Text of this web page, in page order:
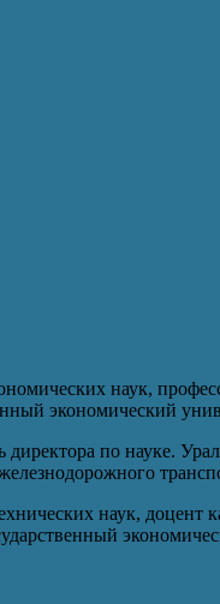
наук,
экономический
директора по науке.
наук, доцент